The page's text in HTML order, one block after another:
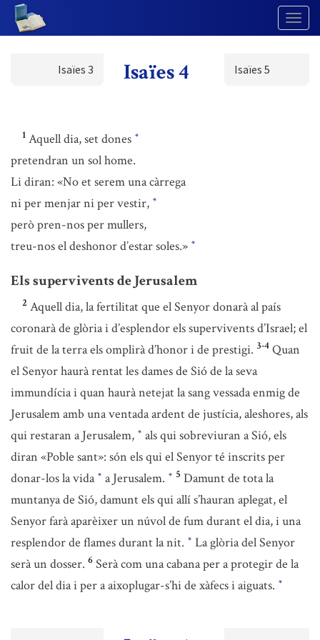
Isaïes 3 Isaïes 4 Isaïes 5
1 Aquell dia, set dones *
pretendran un sol home.
Li diran: «No et serem una càrrega
ni per menjar ni per vestir, *
però pren-nos per mullers,
treu-nos el deshonor d’estar soles.» *
Els supervivents de Jerusalem
2 Aquell dia, la fertilitat que el Senyor donarà al país
coronarà de glòria i d’esplendor els supervivents d’Israel; el
fruit de la terra els omplirà d’honor i de prestigi. 3-4 Quan
el Senyor haurà rentat les dames de Sió de la seva
immundícia i quan haurà netejat la sang vessada enmig de
Jerusalem amb una ventada ardent de justícia, aleshores, als
qui restaran a Jerusalem, * als qui sobreviuran a Sió, els
diran «Poble sant»: són els qui el Senyor té inscrits per
donar-los la vida * a Jerusalem. * 5 Damunt de tota la
muntanya de Sió, damunt els qui allí s’hauran aplegat, el
Senyor farà aparèixer un núvol de fum durant el dia, i una
resplendor de flames durant la nit. * La glòria del Senyor
serà un dosser. 6 Serà com una cabana per a protegir de la
calor del dia i per a aixoplugar-s’hi de xàfecs i aiguats. *